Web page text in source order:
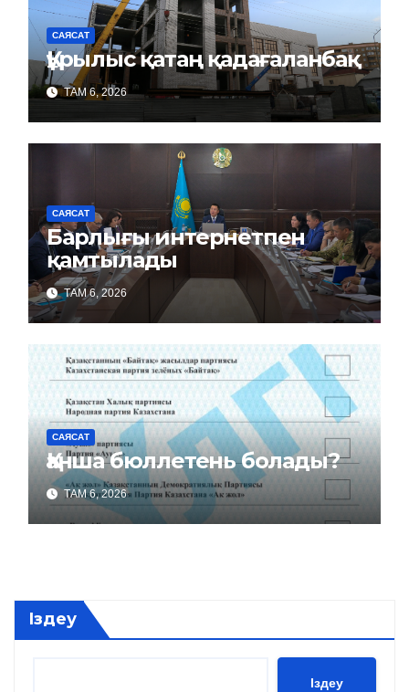
САЯСАТ
Құрылыс қатаң қадағаланбақ
ТАМ 6, 2026
САЯСАТ
Барлығы интернетпен
қамтылады
ТАМ 6, 2026
САЯСАТ
Қанша бюллетень болады?
ТАМ 6, 2026
Іздеу
Іздеу